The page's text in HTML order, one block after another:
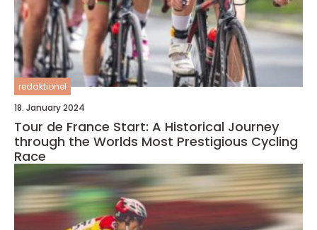
redaktionel
18. January 2024
Tour de France Start: A Historical Journey
through the Worlds Most Prestigious Cycling
Race